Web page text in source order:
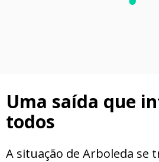
Uma saída que
todos
A situação de Arboleda se